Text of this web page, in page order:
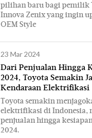
pilihan baru bagi pemilik
Innova Zenix yang ingin
OEM Style
23 Mar 2024
Dari Penjualan Hingga
2024, Toyota Semakin
Kendaraan Elektrifikasi
Toyota semakin
elektrifikasi di Indonesia,
penjualan hingga
2024.